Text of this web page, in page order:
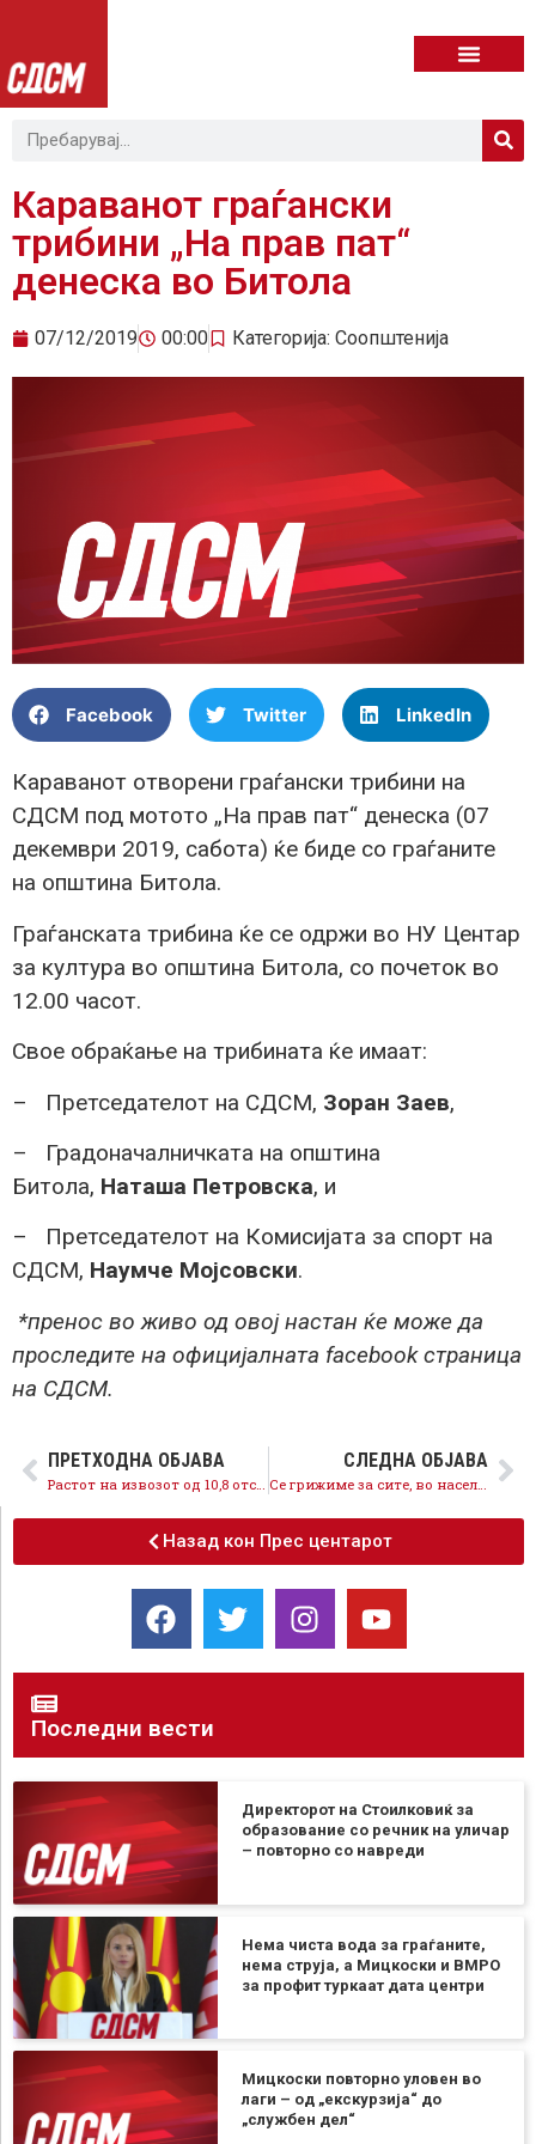
Караванот граѓански
трибини „На прав пат“
денеска во Битола
07/12/2019 00:00 Категорија: Соопштенија
Facebook Twitter LinkedIn
Караванот отворени граѓански трибини на
СДСМ под мотото „На прав пат“ денеска (07
декември 2019, сабота) ќе биде со граѓаните
на општина Битола.
Граѓанската трибина ќе се одржи во НУ Центар
за култура во општина Битола, со почеток во
12.00 часот.
Свое обраќање на трибината ќе имаат:
– Претседателот на СДСМ, Зоран Заев,
– Градоначалничката на општина
Битола, Наташа Петровска, и
– Претседателот на Комисијата за спорт на
СДСМ, Наумче Мојсовски.
*пренос во живо од овој настан ќе може да
проследите на официјалната facebook страница
на СДСМ.
ПРЕТХОДНА ОБЈАВА
Растот на извозот од 10,8 отсто потврдува дека економските политики на СДСМ се на прав пат
СЛЕДНА ОБЈАВА
Се грижиме за сите, во населба Пролет отворен нов дневен центар за лица со попреченост
Назад кон Прес центарот
Последни вести
Директорот на Стоилковиќ за
образование со речник на уличар
– повторно со навреди
Нема чиста вода за граѓаните,
нема струја, а Мицкоски и ВМРО
за профит туркаат дата центри
Мицкоски повторно уловен во
лаги – од „екскурзија“ до
„службен дел“